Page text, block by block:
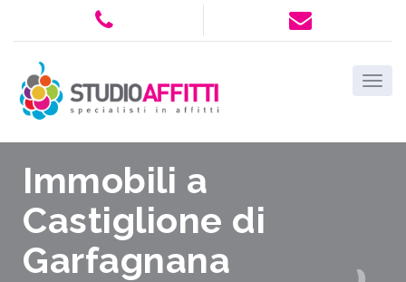
Immobili a
Castiglione di
Garfagnana